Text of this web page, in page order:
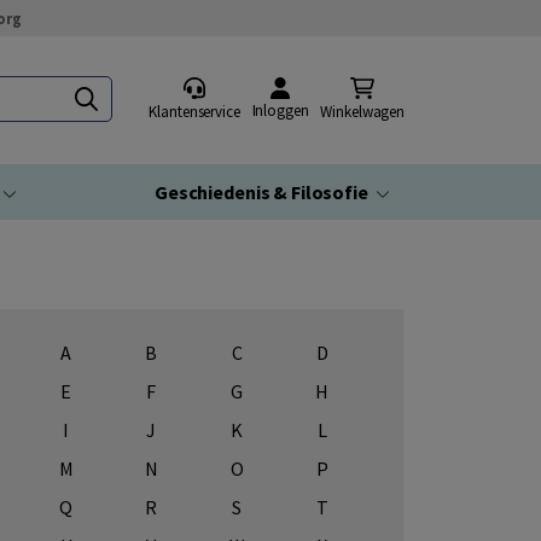
Klantenservice Inloggen Winkelwagen
Geschiedenis & Filosofie
A B C
D
E
F G
H
I
J K
L
M
N O
P
Q
R S
T